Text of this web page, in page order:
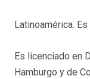
Latinoamérica.
Es licenciado en
Hamburgo y de